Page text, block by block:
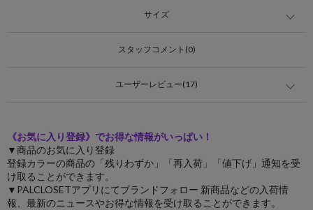
サイズ
スタッフコメント(0)
ユーザーレビュー(17)
《お気に入り登録》でお得な情報がいっぱい！
▼商品のお気に入り登録
登録カラーの商品の「残りわずか」「再入荷」「値下げ」通知を受
け取ることができます。
▼PALCLOSETアプリにてブランドフォロー 新商品などの入荷情
報、最新のニュースやお得な情報を受け取ることができます。